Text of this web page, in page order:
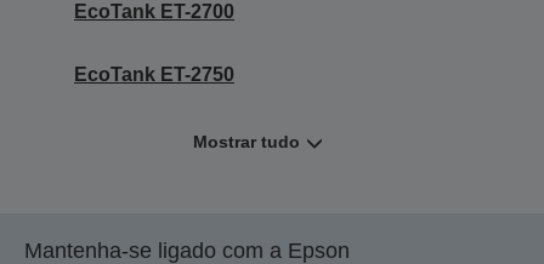
EcoTank ET-2700
EcoTank ET-2750
Mostrar tudo
Mantenha-se ligado com a Epson